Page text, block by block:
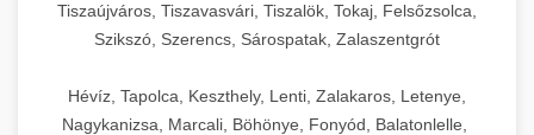
Tiszaújváros, Tiszavasvári, Tiszalök, Tokaj, Felsőzsolca,
Szikszó, Szerencs, Sárospatak, Zalaszentgrót
Hévíz, Tapolca, Keszthely, Lenti, Zalakaros, Letenye,
Nagykanizsa, Marcali, Böhönye, Fonyód, Balatonlelle,